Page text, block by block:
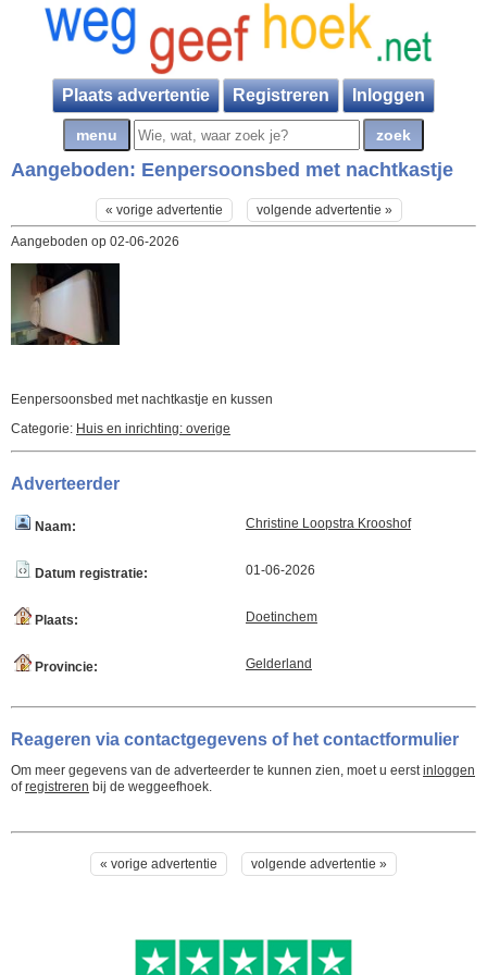
Plaats advertentie Registreren Inloggen
Aangeboden: Eenpersoonsbed met nachtkastje
« vorige advertentie volgende advertentie »
Aangeboden op 02-06-2026
Eenpersoonsbed met nachtkastje en kussen
Categorie: Huis en inrichting: overige
Adverteerder
Naam: Christine Loopstra Krooshof
Datum registratie: 01-06-2026
Plaats: Doetinchem
Provincie: Gelderland
Reageren via contactgegevens of het contactformulier
Om meer gegevens van de adverteerder te kunnen zien, moet u eerst inloggen
ofregistreren bij de weggeefhoek.
« vorige advertentie volgende advertentie »